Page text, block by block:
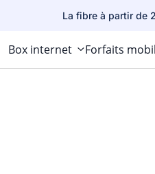
La fibre à partir de
Box internet Forfaits